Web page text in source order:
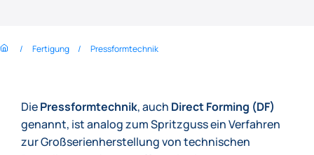
Fertigung Pressformtechnik
DiePressformtechnik, auch Direct Forming (DF)
genannt, ist analog zum Spritzguss ein Verfahren
zur Großserienherstellung von technischen